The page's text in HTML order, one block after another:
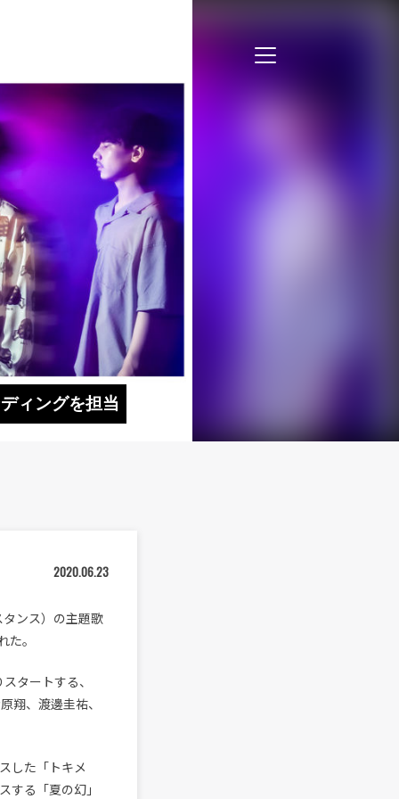
ィングを担当
2020.06.23
ンス）の主題歌
た。
タートする、
翔、渡邊圭祐、
した「トキメ
する「夏の幻」